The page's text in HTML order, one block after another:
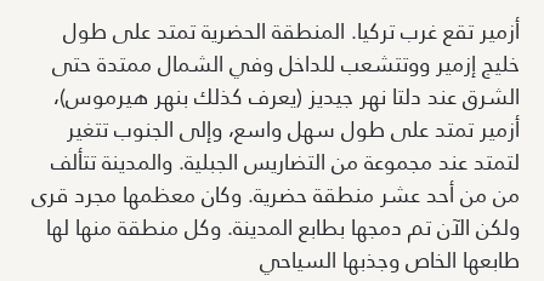
أزمير تقع غرب تركيا. المنطقة الحضرية تمتد على طول
خليج إزمير ووتتشعب للداخل وفي الشمال ممتدة حتى
الشرق عند دلتا نهر جيديز (يعرف كذلك بنهر هيرموس)،
أزمير تمتد على طول سهل واسع، وإلى الجنوب تتغير
لتمتد عند مجموعة من التضاريس الجبلية. والمدينة تتألف
من من أحد عشر منطقة حضرية. وكان معظمها مجرد قرى
ولكن الآن تم دمجها بطابع المدينة. وكل منطقة منها لها
طابعها الخاص وجذبها السياحي